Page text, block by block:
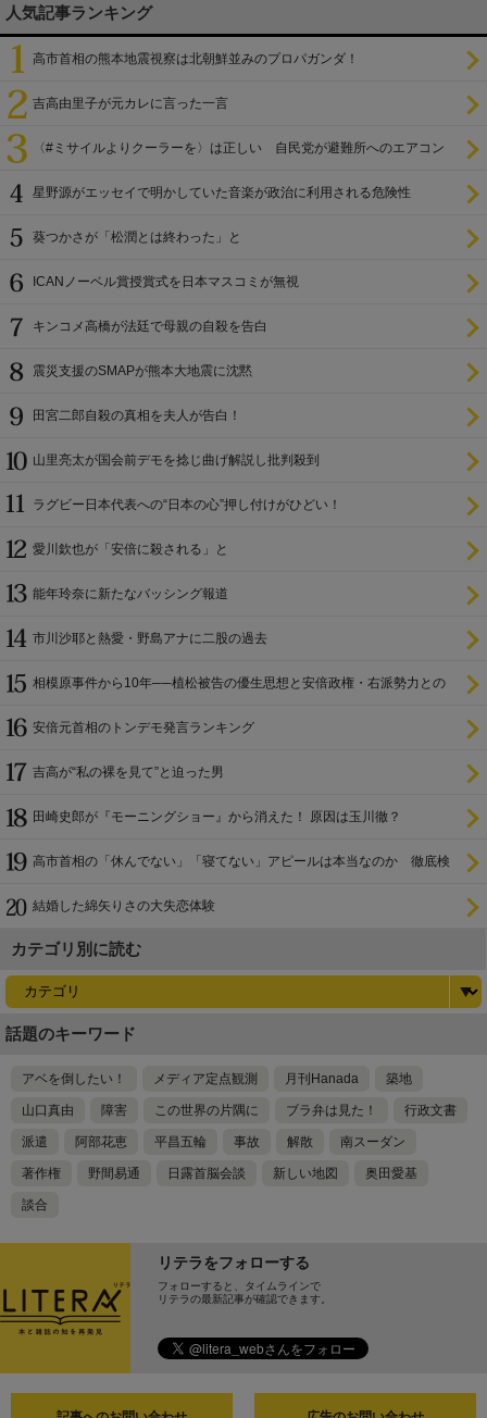
人気記事ランキング
高市首相の熊本地震視察は北朝鮮並みのプロパガンダ！
吉高由里子が元カレに言った一言
〈#ミサイルよりクーラーを〉は正しい 自民党が避難所へのエアコン
星野源がエッセイで明かしていた音楽が政治に利用される危険性
葵つかさが「松潤とは終わった」と
ICANノーベル賞授賞式を日本マスコミが無視
キンコメ高橋が法廷で母親の自殺を告白
震災支援のSMAPが熊本大地震に沈黙
田宮二郎自殺の真相を夫人が告白！
山里亮太が国会前デモを捻じ曲げ解説し批判殺到
ラグビー日本代表への“日本の心”押し付けがひどい！
愛川欽也が「安倍に殺される」と
能年玲奈に新たなバッシング報道
市川沙耶と熱愛・野島アナに二股の過去
相模原事件から10年──植松被告の優生思想と安倍政権・右派勢力との
安倍元首相のトンデモ発言ランキング
吉高が“私の裸を見て”と迫った男
田崎史郎が『モーニングショー』から消えた！ 原因は玉川徹？
高市首相の「休んでない」「寝てない」アピールは本当なのか 徹底検
結婚した綿矢りさの大失恋体験
カテゴリ別に読む
話題のキーワード
アベを倒したい！ メディア定点観測 月刊Hanada 築地
山口真由 障害 この世界の片隅に ブラ弁は見た！ 行政文書
派遣 阿部花恵 平昌五輪 事故 解散 南スーダン
著作権 野間易通 日露首脳会談 新しい地図 奥田愛基
談合
リテラをフォローする
フォローすると、タイムラインで
リテラの最新記事が確認できます。